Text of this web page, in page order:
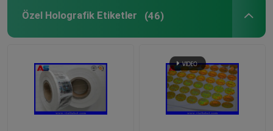
Özel Holografik Etiketler (46)